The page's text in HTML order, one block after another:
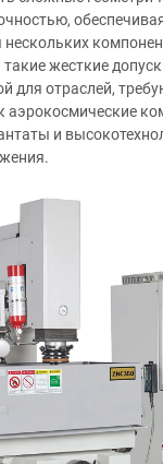
нескольких
жесткие
для отраслей,
аэрокосмические
и